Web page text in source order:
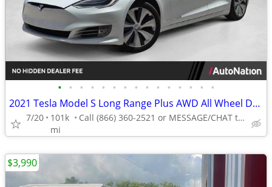
• • • • • • • • • • • • • • •
2021 Tesla Model S Long Range Plus AWD All Wheel Drive Electric AUTONATION
7/20
101k
mi
Call (866) 360-2521 or MESSAGE/CHAT to confirm availability
$3,990